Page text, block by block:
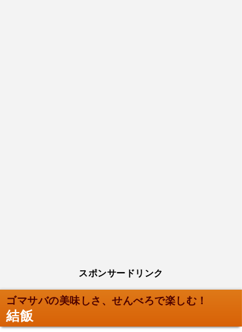
スポンサードリンク
ゴマサバの美味しさ、せんべろで楽しむ！
結飯